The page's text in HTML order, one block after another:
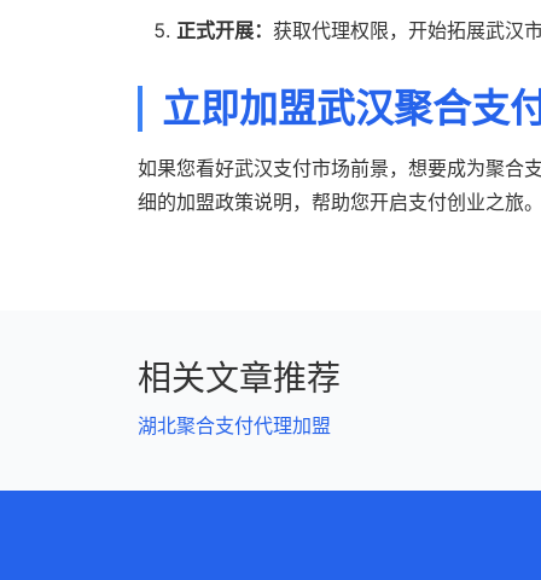
正式开展： 获取代理权限，开始拓展武汉
立即加盟武汉聚合支
如果您看好武汉支付市场前景，想要成为聚合
细的加盟政策说明，帮助您开启支付创业之旅
相关文章推荐
湖北聚合支付代理加盟